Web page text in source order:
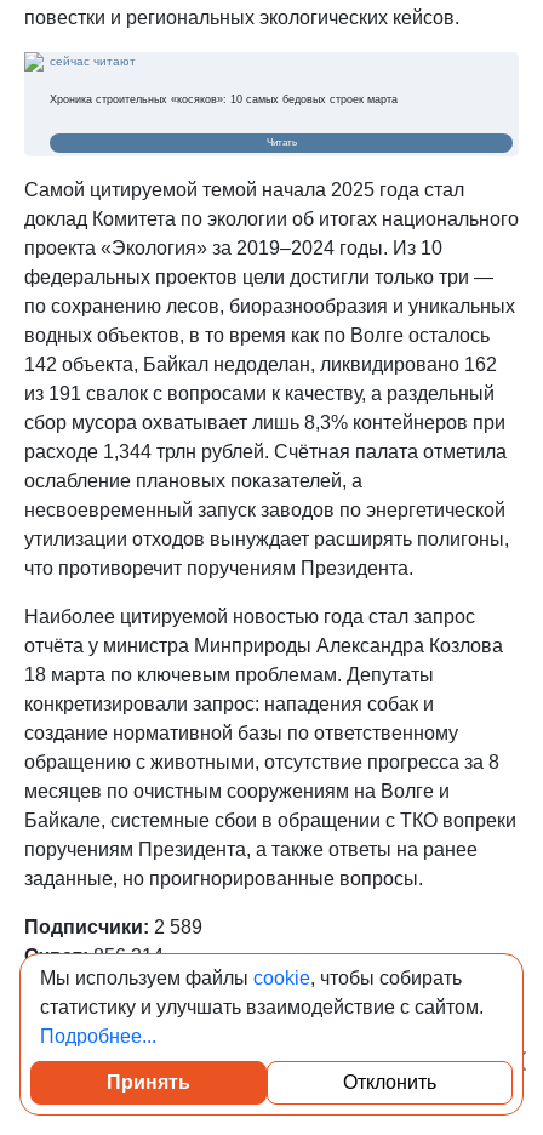
повестки и региональных экологических кейсов.
сейчас читают
Хроника строительных «косяков»: 10 самых бедовых строек марта
Читать
Самой цитируемой темой начала 2025 года стал
доклад Комитета по экологии об итогах национального
проекта «Экология» за 2019–2024 годы. Из 10
федеральных проектов цели достигли только три —
по сохранению лесов, биоразнообразия и уникальных
водных объектов, в то время как по Волге осталось
142 объекта, Байкал недоделан, ликвидировано 162
из 191 свалок с вопросами к качеству, а раздельный
сбор мусора охватывает лишь 8,3% контейнеров при
расходе 1,344 трлн рублей. Счётная палата отметила
ослабление плановых показателей, а
несвоевременный запуск заводов по энергетической
утилизации отходов вынуждает расширять полигоны,
что противоречит поручениям Президента.
Наиболее цитируемой новостью года стал запрос
отчёта у министра Минприроды Александра Козлова
18 марта по ключевым проблемам. Депутаты
конкретизировали запрос: нападения собак и
создание нормативной базы по ответственному
обращению с животными, отсутствие прогресса за 8
месяцев по очистным сооружениям на Волге и
Байкале, системные сбои в обращении с ТКО вопреки
поручениям Президента, а также ответы на ранее
заданные, но проигнорированные вопросы.
Подписчики: 2 589
Охват:856 314
Индекс цитирования:217
13. Анатолий Аксаков, Председатель
Комитета по финансовому рынку — 1
263 упоминанияПосмотреть каталог проверенных квартир
Мы используем файлы cookie, чтобы собирать
статистику и улучшать взаимодействие с сайтом.
Подробнее...
Принять Отклонить